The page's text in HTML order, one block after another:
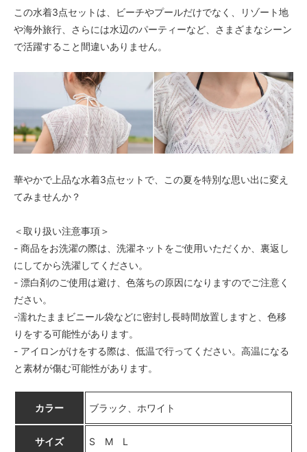
この水着3点セットは、ビーチやプールだけでなく、リゾート地
や海外旅行、さらには水辺のパーティーなど、さまざまなシーン
で活躍すること間違いありません。
華やかで上品な水着3点セットで、この夏を特別な思い出に変え
てみませんか？
＜取り扱い注意事項＞
- 商品をお洗濯の際は、洗濯ネットをご使用いただくか、裏返し
にしてから洗濯してください。
- 漂白剤のご使用は避け、色落ちの原因になりますのでご注意く
ださい。
-濡れたままビニール袋などに密封し長時間放置しますと、色移
りをする可能性があります。
- アイロンがけをする際は、低温で行ってください。高温になる
と素材が傷む可能性があります。
カラー ブラック、ホワイト
サイズ S M L